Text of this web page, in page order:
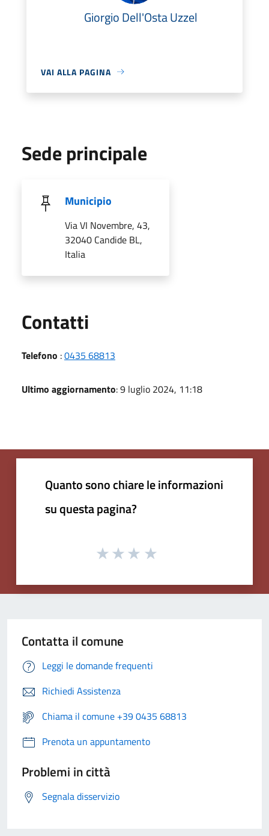
Giorgio Dell'Osta Uzzel
VAI ALLA PAGINA
Sede principale
Municipio
Via VI Novembre, 43,
32040 Candide BL,
Italia
Contatti
Telefono :0435 68813
Ultimo aggiornamento: 9 luglio 2024, 11:18
Quanto sono chiare le informazioni
su questa pagina?
Contatta il comune
Leggi le domande frequenti
Richiedi Assistenza
Chiama il comune +39 0435 68813
Prenota un appuntamento
Problemi in città
Segnala disservizio